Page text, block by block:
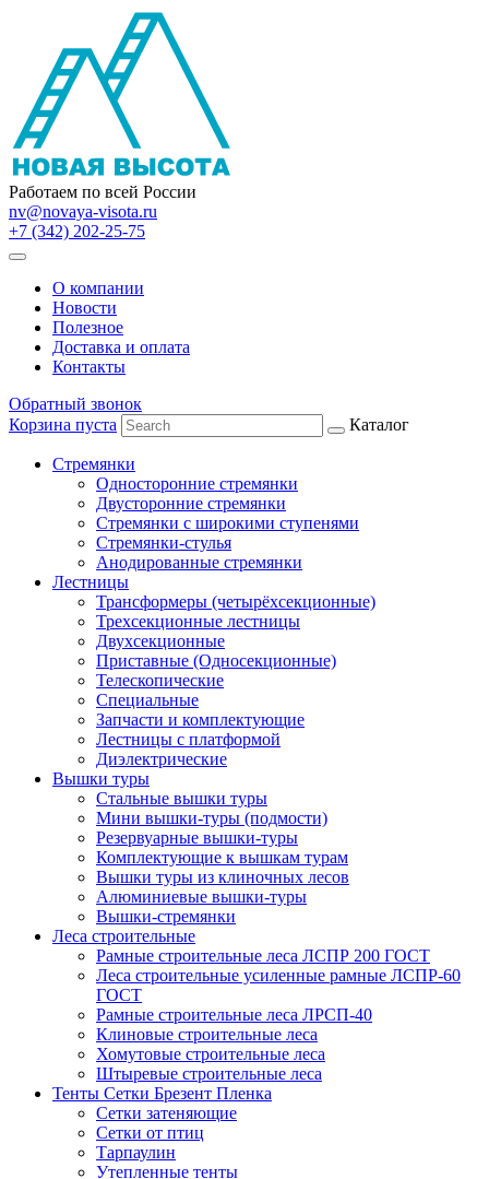
Работаем по всей России
nv@novaya-visota.ru
+7 (342) 202-25-75
О компании
Новости
Полезное
Доставка и оплата
Контакты
Обратный звонок
Корзина пуста
Каталог
Стремянки
Односторонние стремянки
Двусторонние стремянки
Стремянки с широкими ступенями
Стремянки-стулья
Анодированные стремянки
Лестницы
Трансформеры (четырёхсекционные)
Трехсекционные лестницы
Двухсекционные
Приставные (Односекционные)
Телескопические
Специальные
Запчасти и комплектующие
Лестницы с платформой
Диэлектрические
Вышки туры
Стальные вышки туры
Мини вышки-туры (подмости)
Резервуарные вышки-туры
Комплектующие к вышкам турам
Вышки туры из клиночных лесов
Алюминиевые вышки-туры
Вышки-стремянки
Леса строительные
Рамные строительные леса ЛСПР 200 ГОСТ
Леса строительные усиленные рамные ЛСПР-60
ГОСТ
Рамные строительные леса ЛРСП-40
Клиновые строительные леса
Хомутовые строительные леса
Штыревые строительные леса
Тенты Сетки Брезент Пленка
Сетки затеняющие
Сетки от птиц
Тарпаулин
Утепленные тенты